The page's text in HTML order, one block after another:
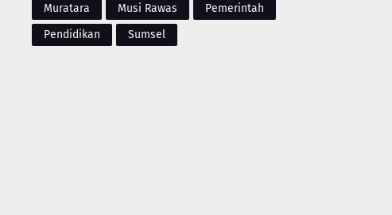
Muratara
Musi Rawas
Pemerintah
Pendidikan
Sumsel